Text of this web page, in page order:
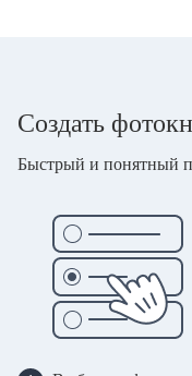
Создать
Быстрый и понятный